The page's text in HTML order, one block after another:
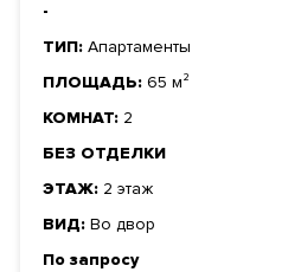
-
ТИП: Апартаменты
ПЛОЩАДЬ: 65 м²
КОМНАТ: 2
БЕЗ ОТДЕЛКИ
ЭТАЖ: 2 этаж
ВИД: Во двор
По запросу